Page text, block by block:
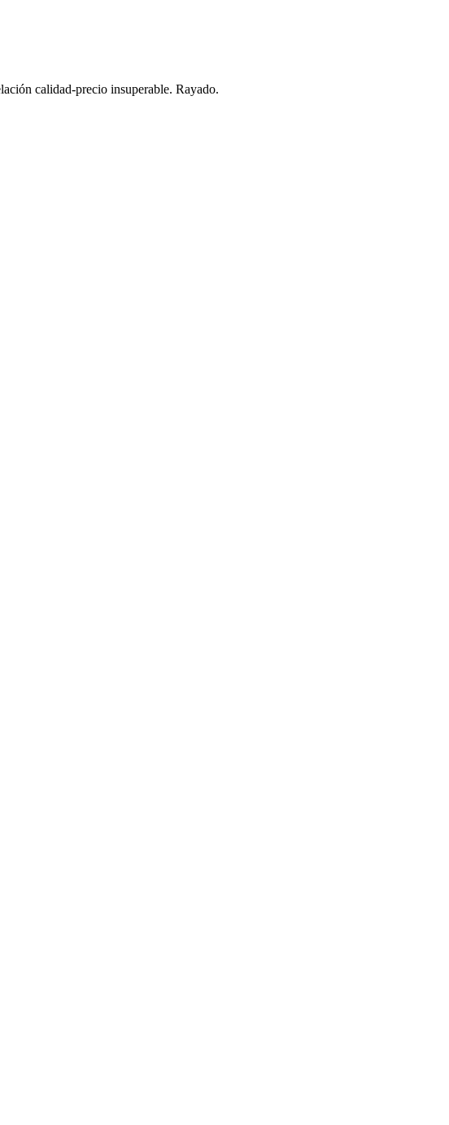
calidad-precio insuperable. Rayado.